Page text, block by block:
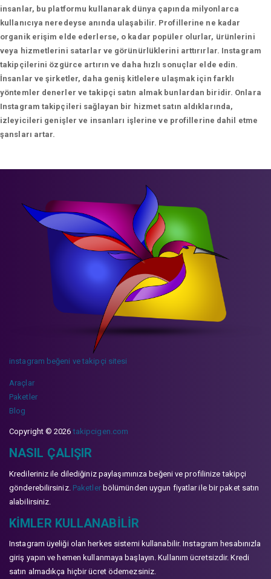
insanlar, bu platformu kullanarak dünya çapında milyonlarca
kullanıcıya neredeyse anında ulaşabilir. Profillerine ne kadar
organik erişim elde ederlerse, o kadar popüler olurlar, ürünlerini
veya hizmetlerini satarlar ve görünürlüklerini arttırırlar. Instagram
takipçilerini özgürce artırın ve daha hızlı sonuçlar elde edin.
İnsanlar ve şirketler, daha geniş kitlelere ulaşmak için farklı
yöntemler denerler ve takipçi satın almak bunlardan biridir. Onlara
Instagram takipçileri sağlayan bir hizmet satın aldıklarında,
izleyicileri genişler ve insanları işlerine ve profillerine dahil etme
şansları artar.
instagram beğeni ve takipçi sitesi
Araçlar
Paketler
Blog
Copyright © 2026takipcigen.com
NASIL ÇALIŞIR
Kredileriniz ile dilediğiniz paylaşımınıza beğeni ve profilinize takipçi
gönderebilirsiniz. Paketlerbölümünden uygun fiyatlar ile bir paket satın
alabilirsiniz.
KIMLER KULLANABILIR
Instagram üyeliği olan herkes sistemi kullanabilir. Instagram hesabınızla
giriş yapın ve hemen kullanmaya başlayın. Kullanım ücretsizdir. Kredi
satın almadıkça hiçbir ücret ödemezsiniz.